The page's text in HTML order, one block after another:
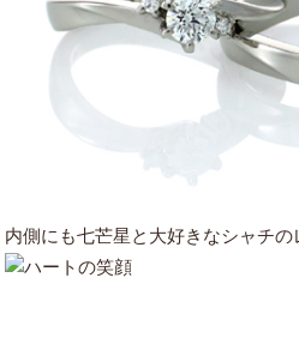
内側にも七芒星と大好きなシャチの